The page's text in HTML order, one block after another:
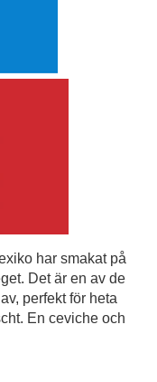
har smakat på
Det är en av de
perfekt för heta
En ceviche och